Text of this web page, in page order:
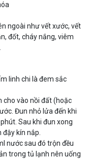
ngoài như vết xước, vết
đốt, cháy nắng, viêm
linh chi là đem sắc
cho vào nồi đất (hoặc
Đun nhỏ lửa đến khi
Sau khi đun xong
kín nắp.
nước sau đó trộn đều
trong tủ lạnh nên uống